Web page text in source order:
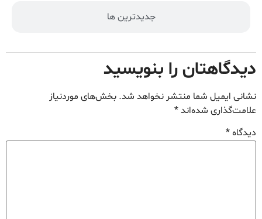
جدیدترین ها
دیدگاهتان را بنویسید
نشانی ایمیل شما منتشر نخواهد شد. بخش‌های موردنیاز
علامت‌گذاری شده‌اند*
دیدگاه*